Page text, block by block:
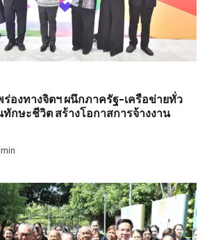
องทางจิตฯ ผนึกภาครัฐ-เครือข่ายทั่ว
ทักษะชีวิต สร้างโอกาสการจ้างงาน